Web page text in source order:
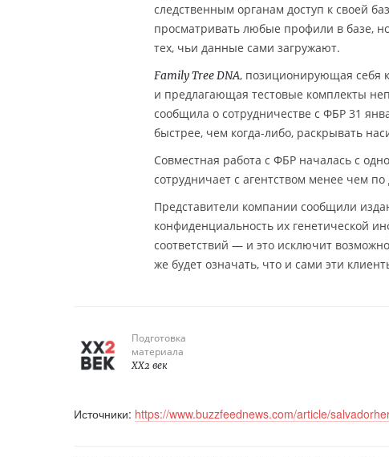
следственным органам доступ к своей
просматривать любые профили в базе,
тех, чьи данные сами загружают.
Family Tree DNA, позиционирующая себя
и предлагающая тестовые комплекты
сообщила о сотрудничестве с ФБР 31
быстрее, чем когда-либо, раскрывать
Совместная работа с ФБР началась с
сотрудничает с агентством менее чем по
Представители компании сообщили
конфиденциальность их генетической
соответствий — и это исключит
же будет означать, что и сами эти
Подготовка
материала
XX2 век
Источники: https://www.buzzfeednews.com/article/